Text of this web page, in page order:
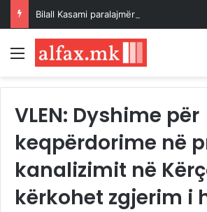
Menu
VLEN: Dyshime për
keqpërdorime në
kanalizimit në
kërkohet zgjerim i